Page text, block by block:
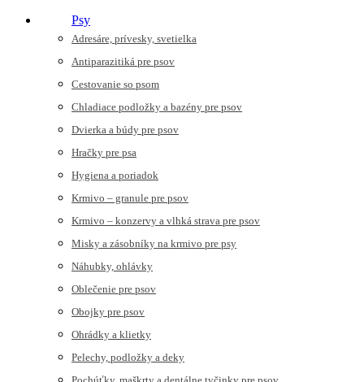
Psy
Adresáre, prívesky, svetielka
Antiparazitiká pre psov
Cestovanie so psom
Chladiace podložky a bazény pre psov
Dvierka a búdy pre psov
Hračky pre psa
Hygiena a poriadok
Krmivo – granule pre psov
Krmivo – konzervy a vlhká strava pre psov
Misky a zásobníky na krmivo pre psy
Náhubky, ohlávky
Oblečenie pre psov
Obojky pre psov
Ohrádky a klietky
Pelechy, podložky a deky